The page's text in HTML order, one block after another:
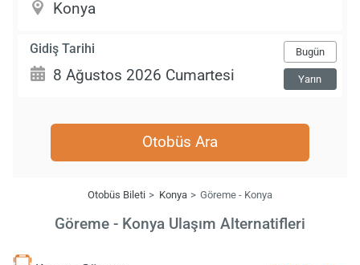
Gidiş Tarihi Bugün
Yarın
Otobüs Ara
Otobüs Bileti Konya Göreme - Konya
Göreme - Konya Ulaşım Alternatifleri